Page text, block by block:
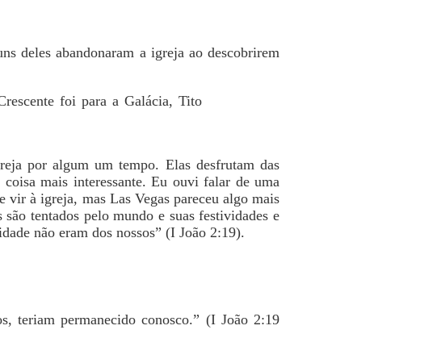
deles abandonaram a igreja ao descobrirem
foi para a Galácia, Tito
por algum um tempo. Elas desfrutam das
mais interessante. Eu ouvi falar de uma
vir à igreja, mas Las Vegas pareceu algo mais
tentados pelo mundo e suas festividades e
não eram dos nossos” (I João 2:19).
teriam permanecido conosco.” (I João 2:19